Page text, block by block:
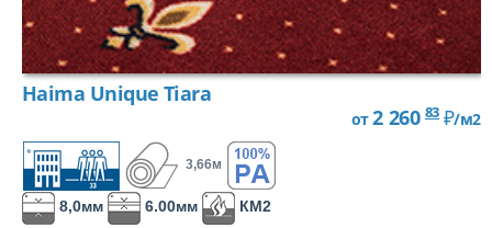
Haima Unique Tiara
от2 260 83 ₽/м2
3,66м
8,0мм 6.00мм КМ2